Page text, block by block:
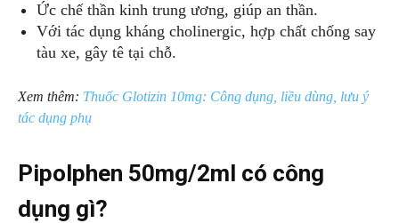
Ức chế thần kinh trung ương, giúp an thần.
Với tác dụng kháng cholinergic, hợp chất chống say
tàu xe, gây tê tại chỗ.
Xem thêm: Thuốc Glotizin 10mg: Công dụng, liều dùng, lưu ý
tác dụng phụ
Pipolphen 50mg/2ml có công
dụng gì?